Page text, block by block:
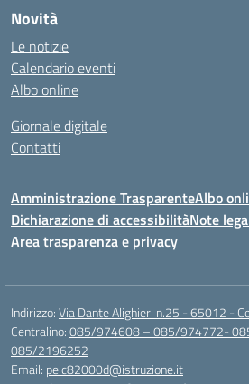
Novità
Le notizie
Calendario eventi
Albo online
Giornale digitale
Contatti
Amministrazione TrasparenteAlbo
Dichiarazione di accessibilitàNote
Area trasparenza e privacy
Indirizzo:Via Dante Alighieri n.25 - 65012 -
Centralino:085/974608 – 085/974772-
085/2196252
Email: peic82000d@istruzione.it